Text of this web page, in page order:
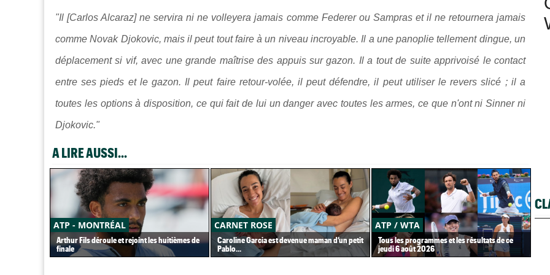
"Il [Carlos Alcaraz] ne servira ni ne volleyera jamais comme Federer ou Sampras et il ne retournera jamais
comme Novak Djokovic, mais il peut tout faire à un niveau incroyable. Il a une panoplie tellement dingue, un
déplacement si vif, avec une grande maîtrise des appuis sur gazon. Il a tout de suite apprivoisé le contact
entre ses pieds et le gazon. Il peut faire retour-volée, il peut défendre, il peut utiliser le revers slicé ; il a
toutes les options à disposition, ce qui fait de lui un danger avec toutes les armes, ce que n'ont ni Sinner ni
Djokovic."
A LIRE AUSSI...
ATP - MONTRÉAL
Arthur Fils déroule et rejoint les huitièmes de
finale
CARNET ROSE
Caroline Garcia est devenue maman d’un petit
Pablo...
ATP / WTA
Tous les programmes et les résultats de ce
jeudi 6 août 2026